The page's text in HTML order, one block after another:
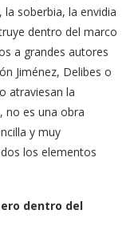
soberbia, la envidia
dentro del marco
a grandes autores
Jiménez, Delibes o
atraviesan la
no es una obra
y muy
los elementos
dentro del